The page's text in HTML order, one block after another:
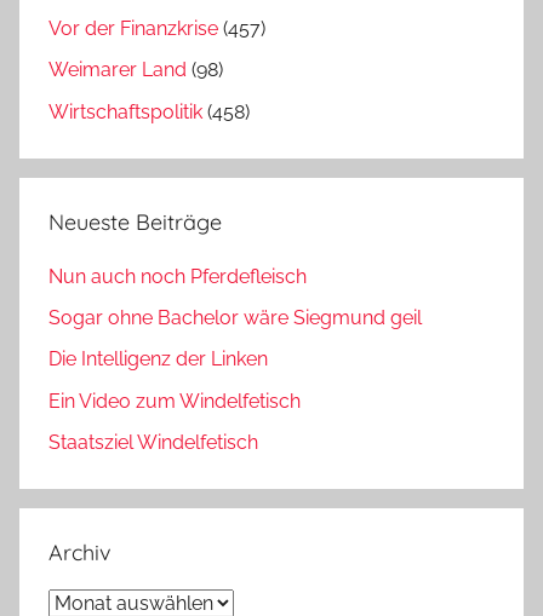
Vor der Finanzkrise (457)
Weimarer Land (98)
Wirtschaftspolitik (458)
Neueste Beiträge
Nun auch noch Pferdefleisch
Sogar ohne Bachelor wäre Siegmund geil
Die Intelligenz der Linken
Ein Video zum Windelfetisch
Staatsziel Windelfetisch
Archiv
Archiv